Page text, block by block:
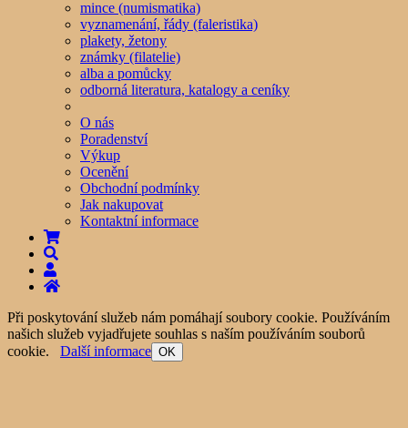
mince (numismatika)
vyznamenání, řády (faleristika)
plakety, žetony
známky (filatelie)
alba a pomůcky
odborná literatura, katalogy a ceníky
O nás
Poradenství
Výkup
Ocenění
Obchodní podmínky
Jak nakupovat
Kontaktní informace
Při poskytování služeb nám pomáhají soubory cookie. Používáním
našich služeb vyjadřujete souhlas s naším používáním souborů
cookie. Další informace